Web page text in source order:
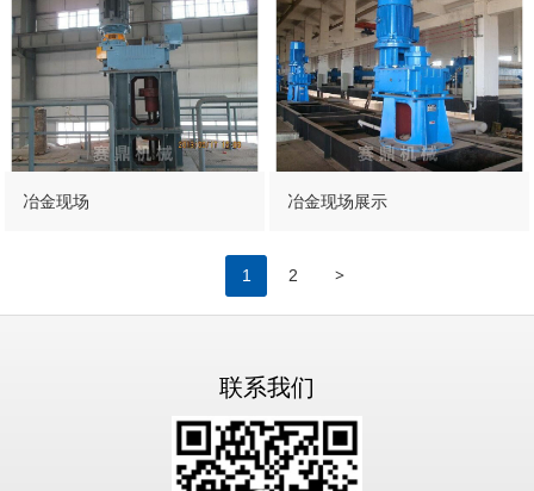
冶金现场 冶金现场展示
1 2 >
联系我们